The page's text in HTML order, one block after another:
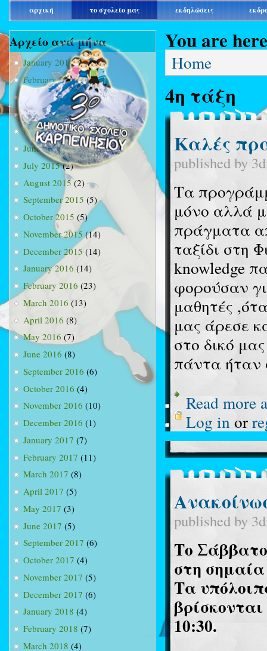
main_menu
αρχική το σχολείο μας εκδηλώσεις
Αρχείο ανά μήνα
January 2015(3)
February 2015(9)
March 2015(34)
April 2015(15)
May 2015(13)
June 2015(11)
July 2015(2)
August 2015(2)
September 2015 (5)
October 2015 (5)
November 2015(14)
December 2015 (14)
January 2016 (14)
February 2016 (23)
March 2016 (13)
April 2016 (8)
May 2016 (7)
June 2016 (8)
September 2016 (6)
October 2016 (4)
November 2016 (10)
December 2016 (1)
January 2017 (7)
February 2017 (11)
March 2017 (8)
April 2017 (5)
May 2017 (3)
June 2017 (5)
September 2017 (6)
October 2017 (4)
November 2017 (5)
December 2017 (6)
January 2018 (4)
February 2018 (7)
March 2018 (4)
You are here
Home
4η τάξη
Καλές
published by
Τα
μόνο αλλά
πράγματα
ταξίδι στη
knowledge
φορούσαν
μαθητές
μας άρεσε
στο δικό
πάντα ήταν
Read more
Log inor
published by
Το
στη
Τα
10:30.